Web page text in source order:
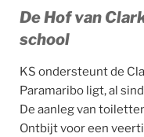
De Hof van
school
KS ondersteunt de
Paramaribo ligt, al
De aanleg van
Ontbijt voor een